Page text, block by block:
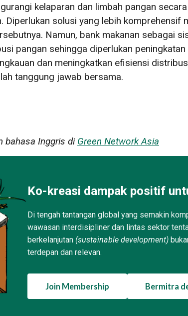
kelaparan dan limbah pangan
Diperlukan solusi yang lebih komprehensif
Namun, bank makanan sebagai
pangan sehingga diperlukan peningkatan
dan meningkatkan efisiensi
tanggung jawab bersama.
bahasa Inggris di Green Network Asia
Ko-kreasi dampak positif
Di tengah tantangan global yang semakin
wawasan interdisipliner dan lintas sektor
berkelanjutan (sustainable development)
terdepan dan relevan.
Join Membership Bermitra